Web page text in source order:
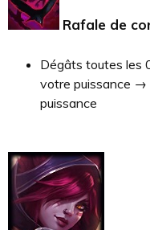
Rafale de
Dégâts toutes les
votre puissance
puissance